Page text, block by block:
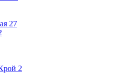
27
2